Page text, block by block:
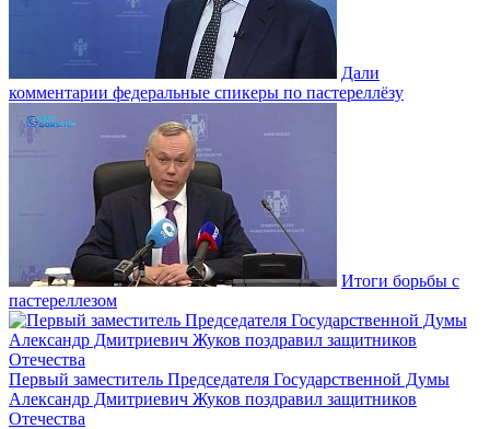
Дали
комментарии федеральные спикеры по пастереллёзу
Итоги борьбы с
пастереллезом
Первый заместитель Председателя Государственной Думы
Александр Дмитриевич Жуков поздравил защитников
Отечества